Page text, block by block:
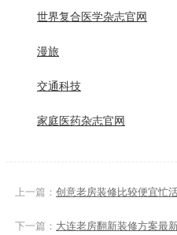
世界复合医学杂志官网
漫旅
交通科技
家庭医药杂志官网
上一篇： 创意老房装修比较便宜忙
下一篇： 大连老房翻新装修方案最